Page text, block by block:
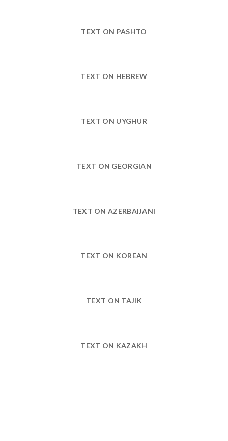
TEXT ON PASHTO
TEXT ON HEBREW
TEXT ON UYGHUR
TEXT ON GEORGIAN
TEXT ON AZERBAIJANI
TEXT ON KOREAN
TEXT ON TAJIK
TEXT ON KAZAKH